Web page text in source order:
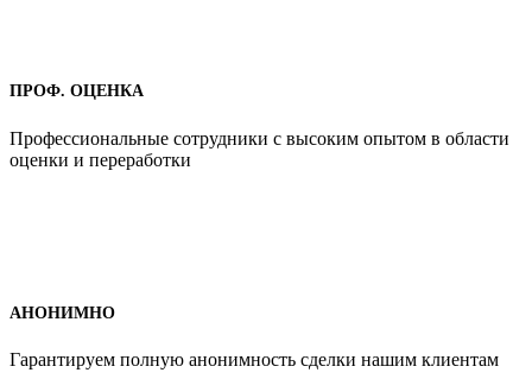
ПРОФ. ОЦЕНКА
Профессиональные сотрудники с высоким опытом в области
оценки и переработки
АНОНИМНО
Гарантируем полную анонимность сделки нашим клиентам